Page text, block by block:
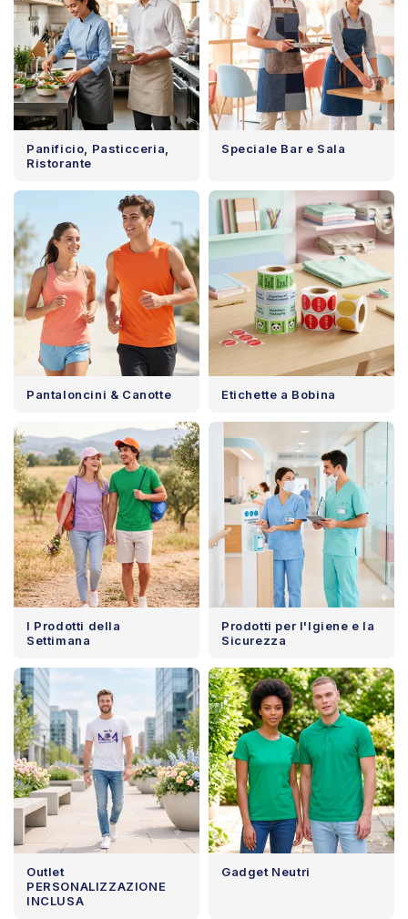
Panificio, Pasticceria,
Ristorante
Speciale Bar e Sala
Pantaloncini & Canotte Etichette a Bobina
I Prodotti della
Settimana
Prodotti per l'Igiene e la
Sicurezza
Outlet
PERSONALIZZAZIONE
INCLUSA
Gadget Neutri